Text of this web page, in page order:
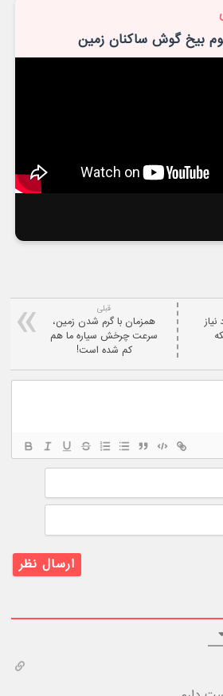
بیخ گوش ساکنان زمین
قبلی
همزمان با گرم شدن زمین،
سرعت چرخش سیاره ما هم
کم شده است!
نام